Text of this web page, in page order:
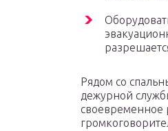
Рядом со
дежурной
своевременное